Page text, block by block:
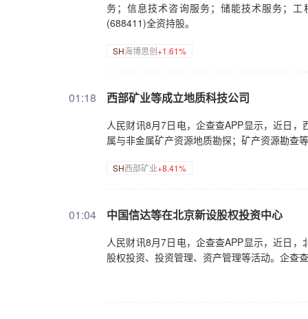
务；信息技术咨询服务；储能技术服务；
(688411)全资持股。
SH海博思创+1.61%
01:18 西部矿业等成立地质科技公司
人民财讯8月7日电，企查查APP显示，近日
属与非金属矿产资源地质勘探；矿产资源勘查
SH西部矿业+8.41%
01:04 中国信达等在北京新设股权投资中心
人民财讯8月7日电，企查查APP显示，近日
股权投资、投资管理、资产管理等活动。企查